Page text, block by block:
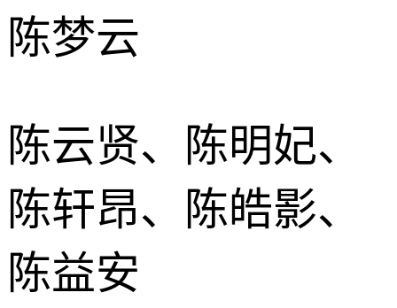
陈梦云
陈云贤、陈明妃、
陈轩昂、陈皓影、
陈益安